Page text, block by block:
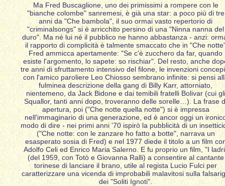
Ma Fred Buscaglione, uno dei primissimi a rompere con le
"bianche colombe" sanremesi, è già una star: a poco più di tre
anni da "Che bambola", il suo ormai vasto repertorio di
"criminalsongs" si è arricchito persino di una "Ninna nanna del
duro". Ma né lui né il pubblico ne hanno abbastanza - anzi:
il rapporto di complicità è talmente smaccato che in "Che
Fred ammicca apertamente: "Se c'è zucchero da far, quando
esiste l'argomento, lo sapete: so rischiar". Del resto, anche
tre anni di sfruttamento intensivo del filone, le invenzioni
con l'amico paroliere Leo Chiosso sembrano infinite: si pensi
fulminea descrizione della gang di Billy Karr, attorniato,
nientemeno, da Jack Bidone e dai temibili fratelli Bolivar (cui gli
Squallor, tanti anni dopo, troveranno delle sorelle…). La frase
apertura, poi ("Che notte quella notte") si è impressa
nell'immaginario di una generazione, ed è ancor oggi un
modo di dire - nei primi anni '70 ispirò la pubblicità di un
("Che notte: con le zanzare ho fatto a botte", narrava un
esasperato sosia di Fred) e nel 1977 diede il titolo a un film
Adolfo Celi ed Enrico Maria Salerno. E fu proprio un film, "I
(del 1959, con Totò e Giovanna Ralli) a consentire al cantante
torinese di lanciare il brano, utile al regista Lucio Fulci per
caratterizzare una vicenda di improbabili malavitosi sulla
dei "Soliti Ignoti".